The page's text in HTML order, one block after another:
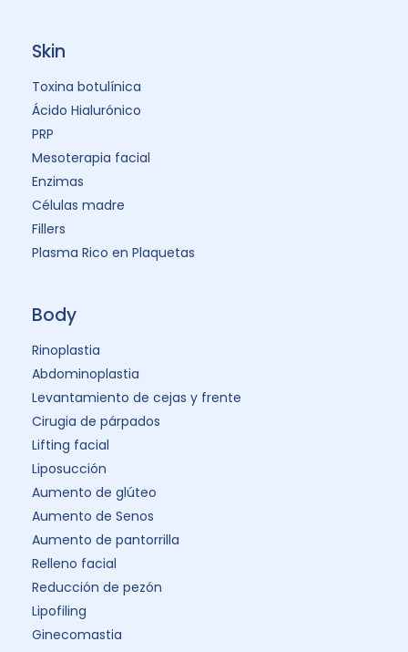
Skin
Toxina botulínica
Ácido Hialurónico
PRP
Mesoterapia facial
Enzimas
Células madre
Fillers
Plasma Rico en Plaquetas
Body
Rinoplastia
Abdominoplastia
Levantamiento de cejas y frente
Cirugia de párpados
Lifting facial
Liposucción
Aumento de glúteo
Aumento de Senos
Aumento de pantorrilla
Relleno facial
Reducción de pezón
Lipofiling
Ginecomastia